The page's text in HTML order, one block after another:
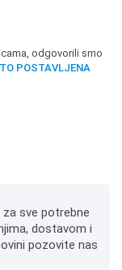
odgovorili smo
POSTAVLJENA
sve potrebne
dostavom i
pozovite nas